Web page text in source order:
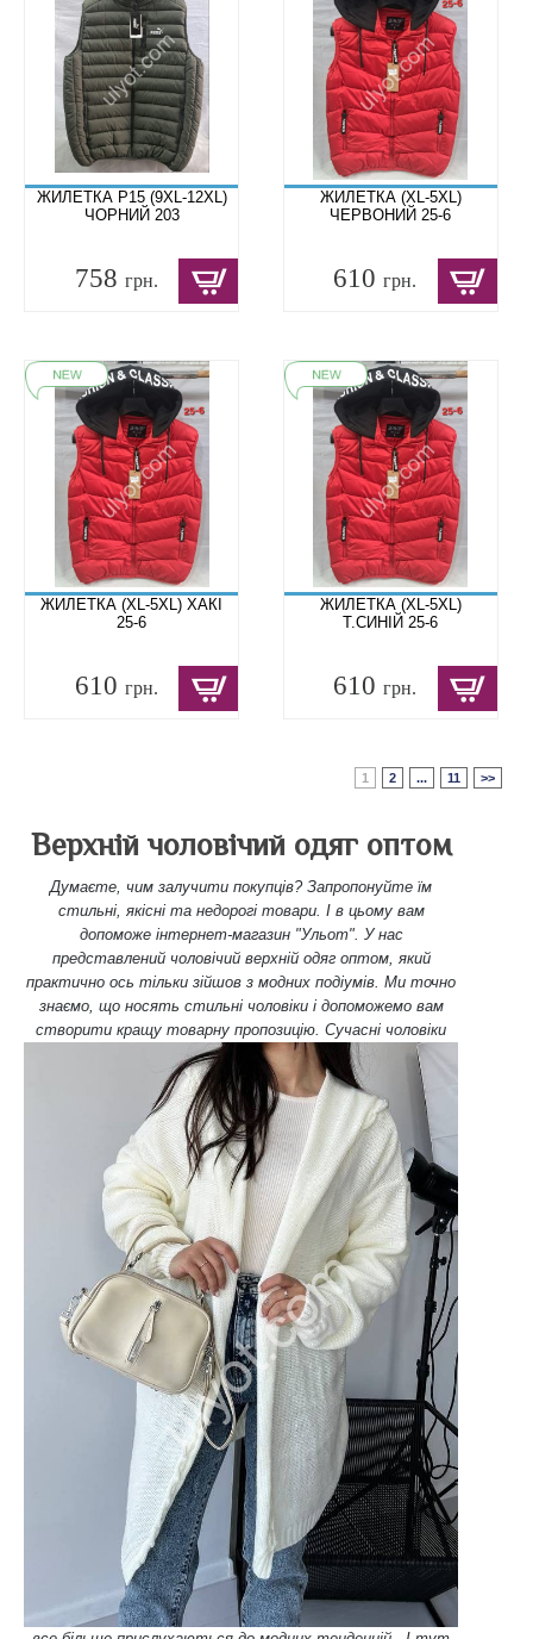
ЖИЛЕТКА P15 (9XL-12XL)
ЧОРНИЙ 203
758 грн.
ЖИЛЕТКА (XL-5XL)
ЧЕРВОНИЙ 25-6
610грн.
ЖИЛЕТКА (XL-5XL) ХАКІ
25-6
610 грн.
ЖИЛЕТКА (XL-5XL)
Т.СИНІЙ 25-6
610грн.
1 2 ... 11 >>
Верхній чоловічий одяг оптом
Думаєте, чим залучити покупців? Запропонуйте їм
стильні, якісні та недорогі товари. І в цьому вам
допоможе інтернет-магазин "Ульот". У нас
представлений чоловічий верхній одяг оптом, який
практично ось тільки зійшов з модних подіумів. Ми точно
знаємо, що носять стильні чоловіки і допоможемо вам
створити кращу товарну пропозицію.Сучасні чоловіки